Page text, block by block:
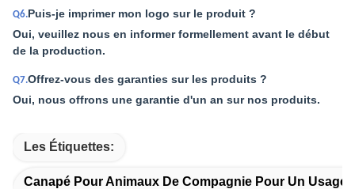
Q6.Puis-je imprimer mon logo sur le produit ?
Oui, veuillez nous en informer formellement avant le début
de la production.
Q7.Offrez-vous des garanties sur les produits ?
Oui, nous offrons une garantie d'un an sur nos produits.
Les Étiquettes:
Canapé Pour Animaux De Compagnie Pour Un Usage